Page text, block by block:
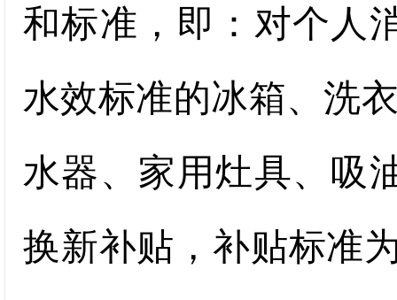
和标准，即：对个人
水效标准的冰箱、洗
水器、家用灶具、吸
换新补贴，补贴标准